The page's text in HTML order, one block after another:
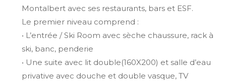
Montalbert avec ses restaurants, bars et ESF.
Le premier niveau comprend :
• L’entrée / Ski Room avec sèche chaussure, rack à
ski, banc, penderie
• Une suite avec lit double(160X200) et salle d’eau
privative avec douche et double vasque, TV